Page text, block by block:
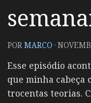
PORMARCO ·
Esse episódio
que minha cabeça
trocentas teorias.